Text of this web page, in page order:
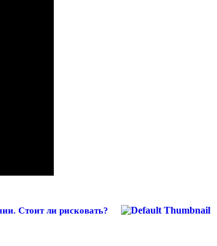
Стоит ли рисковать?